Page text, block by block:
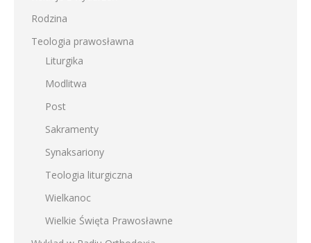
Rodzina
Teologia prawosławna
Liturgika
Modlitwa
Post
Sakramenty
Synaksariony
Teologia liturgiczna
Wielkanoc
Wielkie Święta Prawosławne